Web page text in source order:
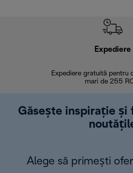
Expediere
Expediere gratuită pentru
mari de 255
Găsește inspirație și
Alege să primești